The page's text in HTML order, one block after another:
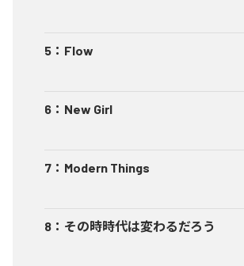
5 ： Flow
6 ： New Girl
7 ： Modern Things
8 ： その時時代は変わるだろう